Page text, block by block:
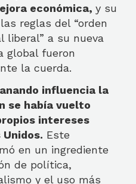
económica, y su
reglas del “orden
liberal” a su nueva
global fueron
la cuerda.
influencia la
se había vuelto
intereses
Este
en un ingrediente
de política,
y el uso más